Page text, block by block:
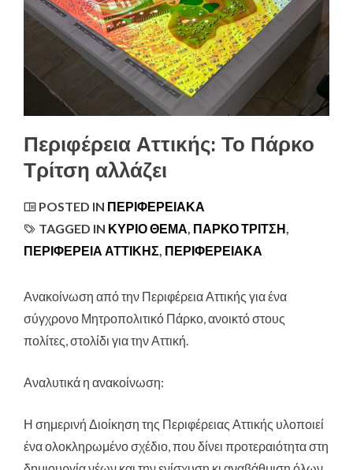
Περιφέρεια Αττικής: Το Πάρκο
Τρίτση αλλάζει
POSTED IN ΠΕΡΙΦΕΡΕΙΑΚΆ
TAGGED IN ΚΥΡΙΟ ΘΕΜΑ, ΠΆΡΚΟ ΤΡΊΤΣΗ,
ΠΕΡΙΦΕΡΕΙΑ ΑΤΤΙΚΗΣ, ΠΕΡΙΦΕΡΕΙΑΚΑ
Ανακοίνωση από την Περιφέρεια Αττικής για ένα
σύγχρονο Μητροπολιτικό Πάρκο, ανοικτό στους
πολίτες, στολίδι για την Αττική.
Αναλυτικά η ανακοίνωση:
Η σημερινή Διοίκηση της Περιφέρειας Αττικής υλοποιεί
ένα ολοκληρωμένο σχέδιο, που δίνει προτεραιότητα στη